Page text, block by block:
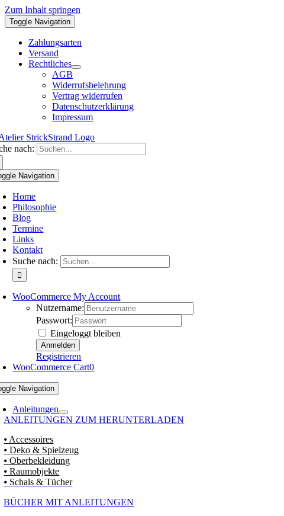
Zum Inhalt springen
Toggle Navigation
Zahlungsarten
Versand
Rechtliches
AGB
Widerrufsbelehrung
Vertrag widerrufen
Datenschutzerklärung
Impressum
nach:
Navigation
Home
Philosophie
Blog
Termine
Links
Kontakt
Suche nach:
WooCommerce My Account
Nutzername:
Passwort:
Eingeloggt bleiben
Registrieren
WooCommerce Cart0
Navigation
Anleitungen
ANLEITUNGEN ZUM HERUNTERLADEN
⦁ Accessoires
⦁ Deko & Spielzeug
⦁ Oberbekleidung
⦁ Raumobjekte
⦁ Schals & Tücher
BÜCHER MIT ANLEITUNGEN